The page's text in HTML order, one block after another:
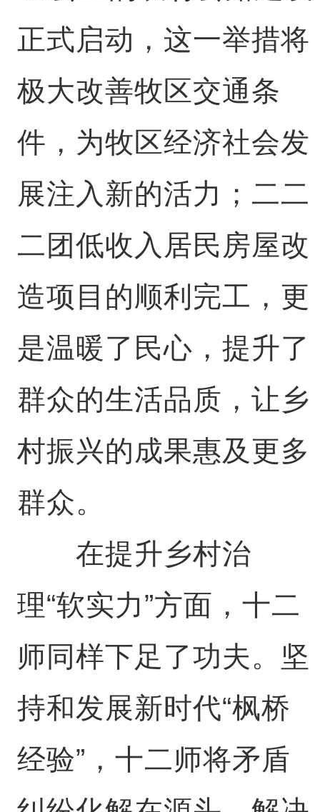
正式启动，这一举措将
极大改善牧区交通条
件，为牧区经济社会发
展注入新的活力；二二
二团低收入居民房屋改
造项目的顺利完工，更
是温暖了民心，提升了
群众的生活品质，让乡
村振兴的成果惠及更多
群众。
在提升乡村治
理“软实力”方面，十二
师同样下足了功夫。坚
持和发展新时代“枫桥
经验”，十二师将矛盾